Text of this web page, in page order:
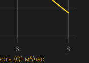
(Q) м³/час
6 8